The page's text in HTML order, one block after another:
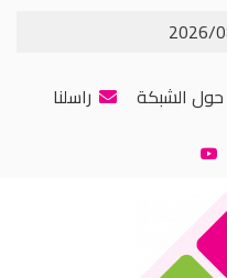
حول الشبكة راسلنا